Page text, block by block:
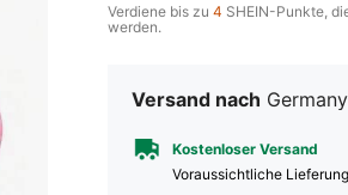
Verdiene bis zu 4 SHEIN-Punkte,
werden.
Versand nach Germany
Kostenloser Versand
Voraussichtliche